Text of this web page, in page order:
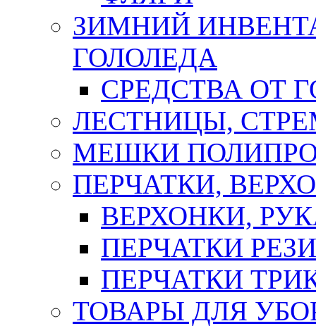
ЗИМНИЙ
ГОЛОЛЕДА
СРЕДСТВА ОТ
ЛЕСТНИЦЫ,
МЕШКИ
ПЕРЧАТКИ,
ВЕРХОНКИ,
ПЕРЧАТКИ
ПЕРЧАТКИ
ТОВАРЫ ДЛЯ